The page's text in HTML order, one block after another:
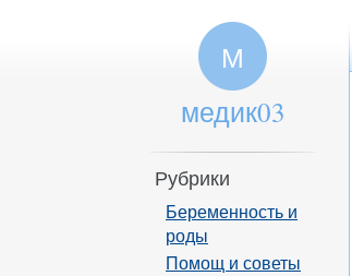
М
медик03
Рубрики
Беременность и
роды
Помощ и советы